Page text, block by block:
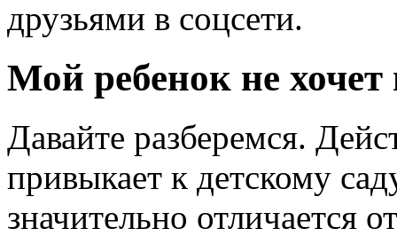
друзьями в соцсети.
Мой ребенок не хочет
Давайте разберемся.
привыкает к детскому
значительно отличается